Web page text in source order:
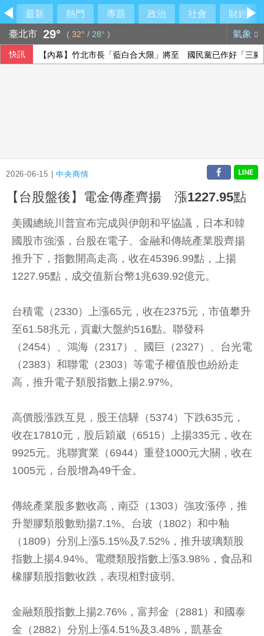
最新 熱門 專題 政治 社會
財經
臺北市 29° ( 32° / 28° ) 氣象
快訊 【內幕】竹北市長「藍白合大限」將至 國民黨已作好「三腳
2026-06-15 |中央商情
【台股盤後】電金傳產齊揚 漲1227.95點
美國總統川普宣布完成與伊朗和平協議，日本和韓
國股市強漲，台股在電子、金融和傳統產業股齊揚
推升下，指數開高走高，收在45396.99點，上揚
1227.95點，成交值新台幣1兆639.92億元。
台積電（2330）上漲65元，收在2375元，市值攀升
至61.58兆元，貢獻大盤約516點。聯發科
（2454）、鴻海（2317）、國巨（2327）、台光電
（2383）和聯電（2303）等電子權值股也紛紛走
高，推升電子類股指數上揚2.97%。
高價股漲跌互見，股王信驊（5374）下跌635元，
收在17810元，股后穎崴（6515）上揚335元，收在
9925元。兆聯實業（6944）重登1000元大關，收在
1005元，台股增為49千金。
傳統產業股多數收高，南亞（1303）強攻漲停，推
升塑膠類股數勁揚7.1%。台玻（1802）和中釉
（1809）分別上漲5.15%及7.52%，推升玻璃類股
指數上揚4.94%。電纜類股指數上漲3.98%，食品和
橡膠類股指數收跌，表現相對疲弱。
金融類股指數上揚2.76%，富邦金（2881）和國泰
金（2882）分別上漲4.51%及3.48%，凱基金